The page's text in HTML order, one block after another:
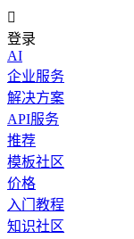

登录
AI
企业服务
解决方案
API服务
推荐
模板社区
价格
入门教程
知识社区